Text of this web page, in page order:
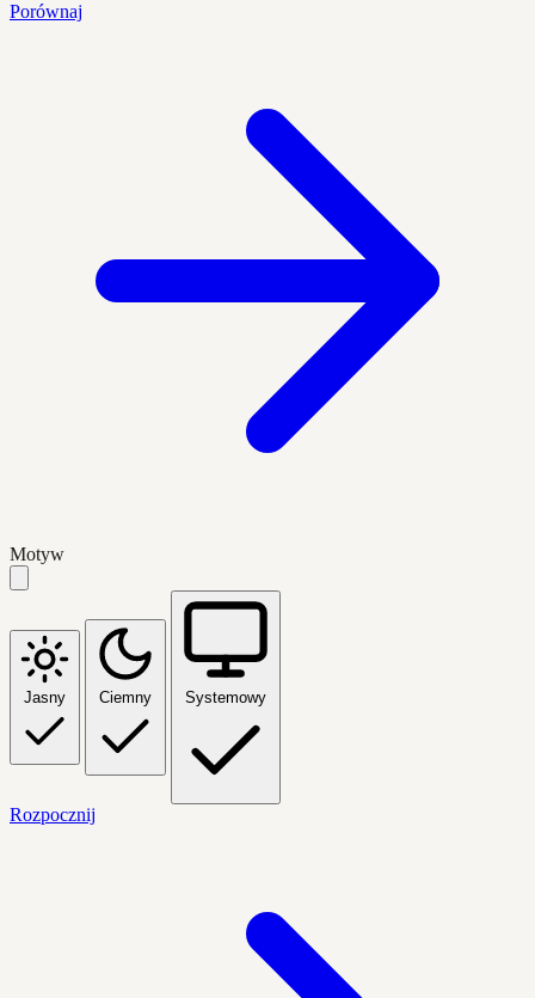
Porównaj
Motyw
Jasny Ciemny Systemowy
Rozpocznij